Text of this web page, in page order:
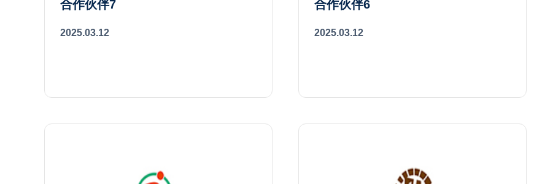
合作伙伴7
2025.03.12
合作伙伴6
2025.03.12